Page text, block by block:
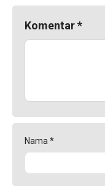
Komentar*
Nama *